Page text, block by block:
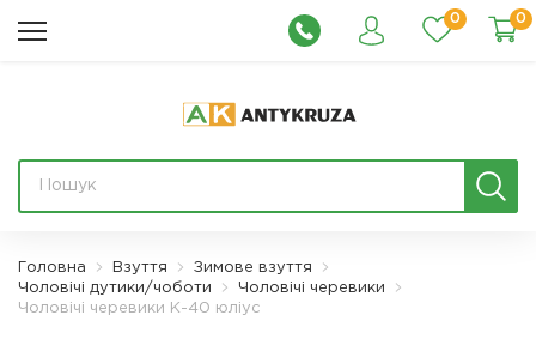
0 0
Головна Взуття
Зимове взуття
Чоловічі дутики/чоботи
Чоловічі черевики
Чоловічі черевики К-40 юліус